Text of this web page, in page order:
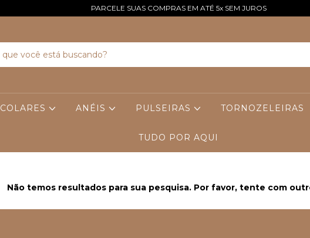
PARCELE SUAS COMPRAS EM ATÉ 5x SEM JUROS
COLARES ANÉIS PULSEIRAS TORNOZELEIRAS
TUDO POR AQUI
Não temos resultados para sua pesquisa. Por favor, tente com